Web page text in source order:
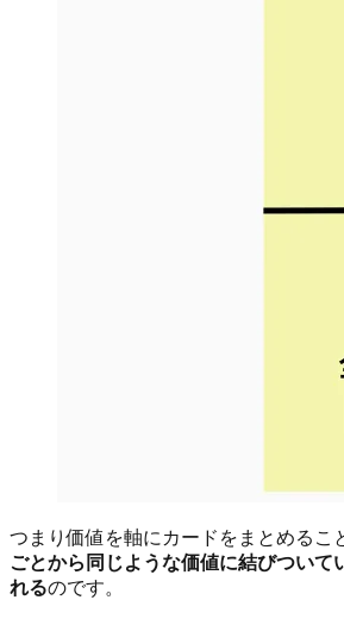
つまり価値を軸にカードをまとめるこ
ごとから同じような価値に結びついて
れるのです。